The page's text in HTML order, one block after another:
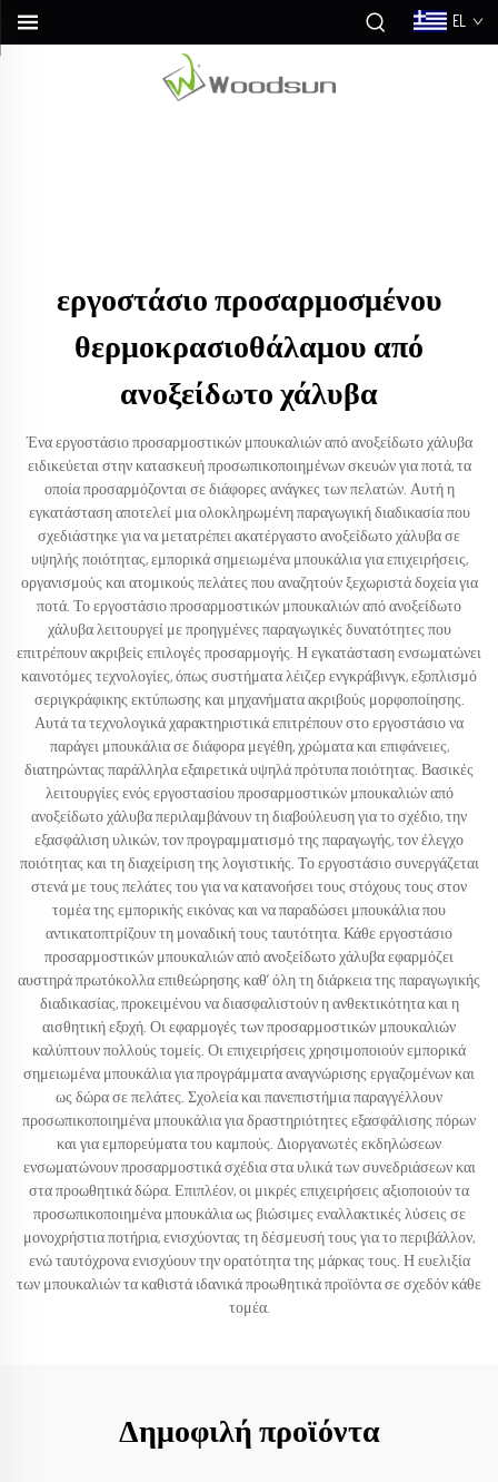
EL
εργοστάσιο προσαρμοσμένου
θερμοκρασιοθάλαμου από
ανοξείδωτο χάλυβα
Ένα εργοστάσιο προσαρμοστικών μπουκαλιών από ανοξείδωτο χάλυβα
ειδικεύεται στην κατασκευή προσωπικοποιημένων σκευών για ποτά, τα
οποία προσαρμόζονται σε διάφορες ανάγκες των πελατών. Αυτή η
εγκατάσταση αποτελεί μια ολοκληρωμένη παραγωγική διαδικασία που
σχεδιάστηκε για να μετατρέπει ακατέργαστο ανοξείδωτο χάλυβα σε
υψηλής ποιότητας, εμπορικά σημειωμένα μπουκάλια για επιχειρήσεις,
οργανισμούς και ατομικούς πελάτες που αναζητούν ξεχωριστά δοχεία για
ποτά. Το εργοστάσιο προσαρμοστικών μπουκαλιών από ανοξείδωτο
χάλυβα λειτουργεί με προηγμένες παραγωγικές δυνατότητες που
επιτρέπουν ακριβείς επιλογές προσαρμογής. Η εγκατάσταση ενσωματώνει
καινοτόμες τεχνολογίες, όπως συστήματα λέιζερ ενγκράβινγκ, εξοπλισμό
σεριγκράφικης εκτύπωσης και μηχανήματα ακριβούς μορφοποίησης.
Αυτά τα τεχνολογικά χαρακτηριστικά επιτρέπουν στο εργοστάσιο να
παράγει μπουκάλια σε διάφορα μεγέθη, χρώματα και επιφάνειες,
διατηρώντας παράλληλα εξαιρετικά υψηλά πρότυπα ποιότητας. Βασικές
λειτουργίες ενός εργοστασίου προσαρμοστικών μπουκαλιών από
ανοξείδωτο χάλυβα περιλαμβάνουν τη διαβούλευση για το σχέδιο, την
εξασφάλιση υλικών, τον προγραμματισμό της παραγωγής, τον έλεγχο
ποιότητας και τη διαχείριση της λογιστικής. Το εργοστάσιο συνεργάζεται
στενά με τους πελάτες του για να κατανοήσει τους στόχους τους στον
τομέα της εμπορικής εικόνας και να παραδώσει μπουκάλια που
αντικατοπτρίζουν τη μοναδική τους ταυτότητα. Κάθε εργοστάσιο
προσαρμοστικών μπουκαλιών από ανοξείδωτο χάλυβα εφαρμόζει
αυστηρά πρωτόκολλα επιθεώρησης καθ’ όλη τη διάρκεια της παραγωγικής
διαδικασίας, προκειμένου να διασφαλιστούν η ανθεκτικότητα και η
αισθητική εξοχή. Οι εφαρμογές των προσαρμοστικών μπουκαλιών
καλύπτουν πολλούς τομείς. Οι επιχειρήσεις χρησιμοποιούν εμπορικά
σημειωμένα μπουκάλια για προγράμματα αναγνώρισης εργαζομένων και
ως δώρα σε πελάτες. Σχολεία και πανεπιστήμια παραγγέλλουν
προσωπικοποιημένα μπουκάλια για δραστηριότητες εξασφάλισης πόρων
και για εμπορεύματα του καμπούς. Διοργανωτές εκδηλώσεων
ενσωματώνουν προσαρμοστικά σχέδια στα υλικά των συνεδριάσεων και
στα προωθητικά δώρα. Επιπλέον, οι μικρές επιχειρήσεις αξιοποιούν τα
προσωπικοποιημένα μπουκάλια ως βιώσιμες εναλλακτικές λύσεις σε
μονοχρήστια ποτήρια, ενισχύοντας τη δέσμευσή τους για το περιβάλλον,
ενώ ταυτόχρονα ενισχύουν την ορατότητα της μάρκας τους. Η ευελιξία
των μπουκαλιών τα καθιστά ιδανικά προωθητικά προϊόντα σε σχεδόν κάθε
τομέα.
Δημοφιλή προϊόντα